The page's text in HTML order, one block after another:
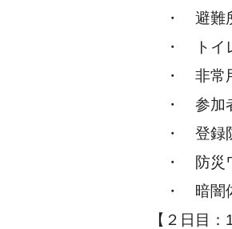
・ 避難所体験
・ トイレ
・ 非常用持出
・ 参加者持込
・ 登録防災
・ 防災ワーク
・ 暗闇体験（
【２日目：10